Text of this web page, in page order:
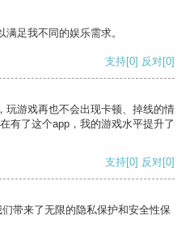
足我不同的娱乐需求。
支持[0] 反对[0]
玩游戏再也不会出现卡顿、掉线的情
有了这个app，我的游戏水平提升了
支持[0] 反对[0]
带来了无限的隐私保护和安全性保